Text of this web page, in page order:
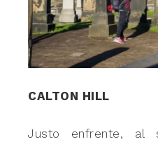
CALTON HILL
Justo enfrente, al